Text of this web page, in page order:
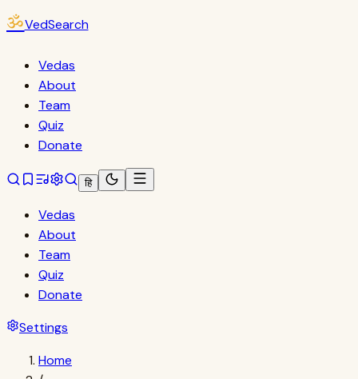
ॐVedSearch
Vedas
About
Team
Quiz
Donate
हि
Vedas
About
Team
Quiz
Donate
Settings
Home